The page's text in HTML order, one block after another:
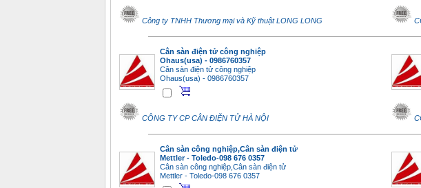
Công ty TNHH Thương mại và Kỹ thuật LONG LONG
Cân sàn điện tử công nghiệp
Ohaus(usa) - 0986760357
Cân sàn điện tử công nghiệp
Ohaus(usa) - 0986760357
CÔNG TY CP CÂN ĐIỆN TỬ HÀ NỘI
Cân sàn công nghiệp,Cân sàn điện tử
Mettler - Toledo-098 676 0357
Cân sàn công nghiệp,Cân sàn điện tử
Mettler - Toledo-098 676 0357